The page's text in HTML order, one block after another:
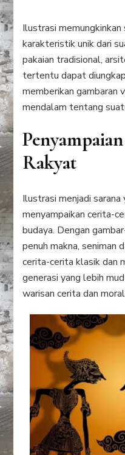
Ilustrasi
karakteristik unik dari
pakaian tradisional,
tertentu dapat
memberikan gambaran
mendalam tentang
Rakyat
Ilustrasi menjadi
menyampaikan cerita-
budaya. Dengan
penuh makna, seniman
cerita-cerita klasik dan
generasi yang lebih
warisan cerita dan